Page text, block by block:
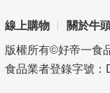
線上購物 關於牛
版權所有©好帝一食
食品業者登錄字號